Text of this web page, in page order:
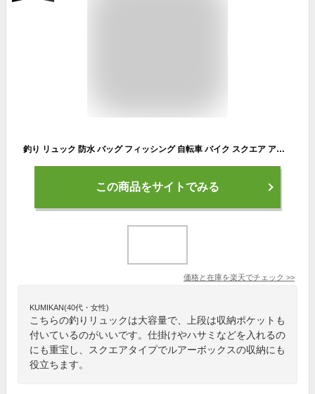
釣り リュック 防水 バッグ フィッシング 自転車 バイク スクエア アウトドア 黒 (黒)
この商品をサイトでみる
価格と在庫を楽天でチェック >>
KUMIKAN(40代・女性)
こちらの釣りリュックは大容量で、上段は収納ポケットも
付いているのがいいです。仕掛けやハサミなどを入れるの
にも重宝し、スクエアタイプでルアーボックスの収納にも
役立ちます。